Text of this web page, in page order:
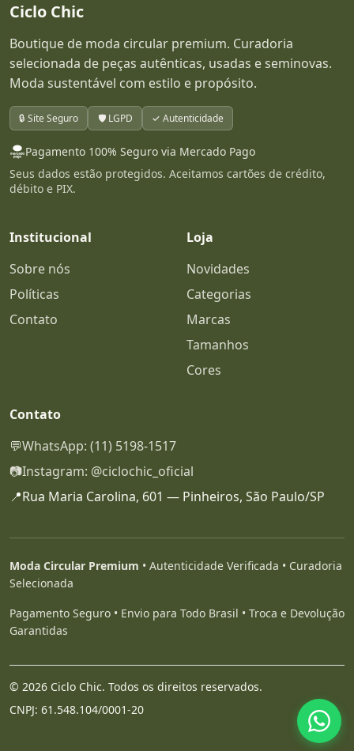
Ciclo Chic
Boutique de moda circular premium. Curadoria
selecionada de peças autênticas, usadas e seminovas.
Moda sustentável com estilo e propósito.
🔒 Site Seguro 🛡️ LGPD ✓ Autenticidade
Pagamento 100% Seguro via Mercado Pago
Seus dados estão protegidos. Aceitamos cartões de crédito,
débito e PIX.
Institucional
Sobre nós
Políticas
Contato
Loja
Novidades
Categorias
Marcas
Tamanhos
Cores
Contato
💬WhatsApp: (11) 5198-1517
📷Instagram: @ciclochic_oficial
📍Rua Maria Carolina, 601 — Pinheiros, São Paulo/SP
Moda Circular Premium • Autenticidade Verificada • Curadoria
Selecionada
Pagamento Seguro • Envio para Todo Brasil • Troca e Devolução
Garantidas
© 2026 Ciclo Chic. Todos os direitos reservados.
CNPJ: 61.548.104/0001-20